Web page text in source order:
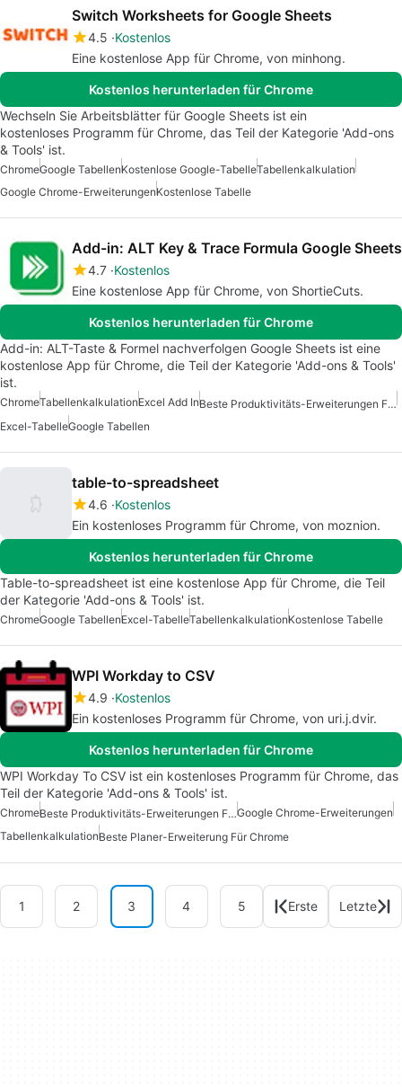
Switch Worksheets for Google Sheets
4.5 Kostenlos
Eine kostenlose App für Chrome, von minhong.
Kostenlos herunterladen für Chrome
Wechseln Sie Arbeitsblätter für Google Sheets ist ein
kostenloses Programm für Chrome, das Teil der Kategorie 'Add-ons
& Tools' ist.
ChromeGoogle TabellenKostenlose Google-TabelleTabellenkalkulation
Google Chrome-ErweiterungenKostenlose Tabelle
Add-in: ALT Key & Trace Formula Google Sheets
4.7 Kostenlos
Eine kostenlose App für Chrome, von ShortieCuts.
Kostenlos herunterladen für Chrome
Add-in: ALT-Taste & Formel nachverfolgen Google Sheets ist eine
kostenlose App für Chrome, die Teil der Kategorie 'Add-ons & Tools'
ist.
ChromeTabellenkalkulationExcel Add In
Beste Produktivitäts-Erweiterungen Für Chrome
Excel-TabelleGoogle Tabellen
table-to-spreadsheet
4.6 Kostenlos
Ein kostenloses Programm für Chrome, von moznion.
Kostenlos herunterladen für Chrome
Table-to-spreadsheet ist eine kostenlose App für Chrome, die Teil
der Kategorie 'Add-ons & Tools' ist.
ChromeGoogle TabellenExcel-TabelleTabellenkalkulationKostenlose Tabelle
WPI Workday to CSV
4.9 Kostenlos
Ein kostenloses Programm für Chrome, von uri.j.dvir.
Kostenlos herunterladen für Chrome
WPI Workday To CSV ist ein kostenloses Programm für Chrome, das
Teil der Kategorie 'Add-ons & Tools' ist.
Chrome Beste Produktivitäts-Erweiterungen Für ChromeGoogle Chrome-Erweiterungen
TabellenkalkulationBeste Planer-Erweiterung Für Chrome
1 2 3 4 5 Erste Letzte